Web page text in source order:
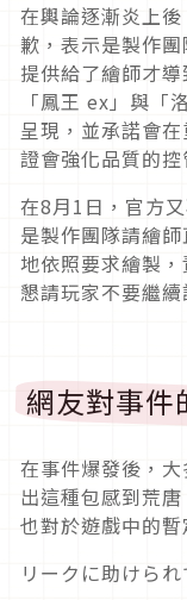
在輿論逐漸炎上
歉，表示是製作
提供給了繪師才
「鳳王 ex」與「
呈現，並承諾會
證會強化品質的
在8月1日，官方
是製作團隊請繪
地依照要求繪製
懇請玩家不要繼
網友對事件
在事件爆發後，
出這種包感到荒
也對於遊戲中的
リークに助けら